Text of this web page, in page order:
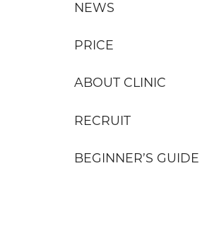
NEWS
PRICE
ABOUT CLINIC
RECRUIT
BEGINNER’S GUIDE